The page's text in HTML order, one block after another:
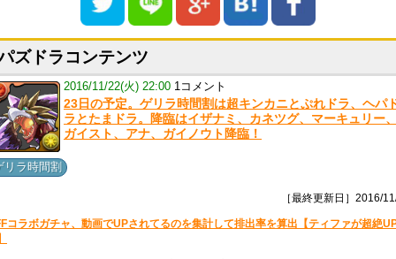
ズドラコンテンツ
2016/11/22(火) 22:00 1コメント
23日の予定。ゲリラ時間割は超キンカニとぷれドラ、ヘパ
ラとたまドラ。降臨はイザナミ、カネツグ、マーキュリー
ガイスト、アナ、ガイノウト降臨！
リラ時間割
［最終更新日］2016/
コラボガチャ、動画でUPされてるのを集計して排出率を算出【ティファが超絶